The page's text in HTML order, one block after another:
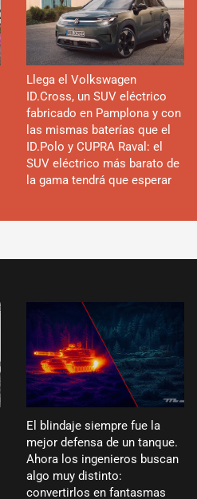
Llega el Volkswagen
ID.Cross, un SUV eléctrico
fabricado en Pamplona y con
las mismas baterías que el
ID.Polo y CUPRA Raval: el
SUV eléctrico más barato de
la gama tendrá que esperar
El blindaje siempre fue la
mejor defensa de un tanque.
Ahora los ingenieros buscan
algo muy distinto:
convertirlos en fantasmas